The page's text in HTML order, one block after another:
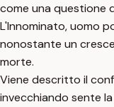
come una questione
L'Innominato, uomo
nonostante un
morte.
Viene descritto il
invecchiando sente